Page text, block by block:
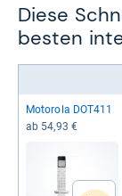
Diese
besten
Moto­rola DOT411
ab 54,93 €